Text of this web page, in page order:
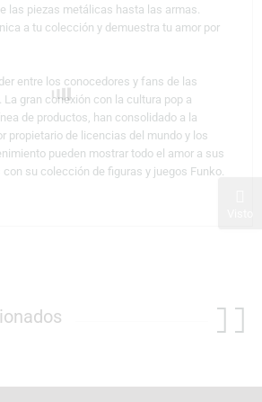
las piezas metálicas hasta las armas.
a tu colección y demuestra tu amor por
entre los conocedores y fans de las
gran conexión con la cultura pop a
de productos, han consolidado a la
propietario de licencias del mundo y los
pueden mostrar todo el amor a sus
su colección de figuras y juegos Funko.